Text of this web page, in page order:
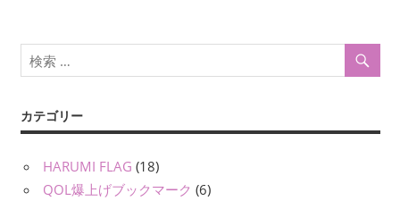
ン
カテゴリー
HARUMI FLAG (18)
QOL爆上げブックマーク (6)